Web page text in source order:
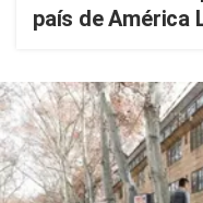
país de América